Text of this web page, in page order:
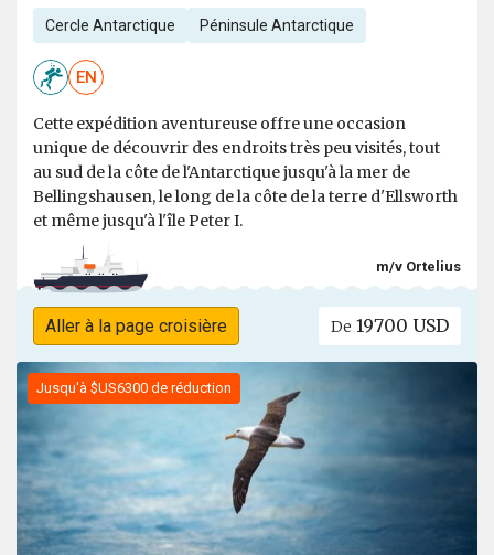
Cercle Antarctique Péninsule Antarctique
EN
Cette expédition aventureuse offre une occasion
unique de découvrir des endroits très peu visités, tout
au sud de la côte de l'Antarctique jusqu'à la mer de
Bellingshausen, le long de la côte de la terre d'Ellsworth
et même jusqu'à l'île Peter I.
m/v Ortelius
Aller à la page croisière De 19700 USD
Jusqu'à $US6300 de réduction